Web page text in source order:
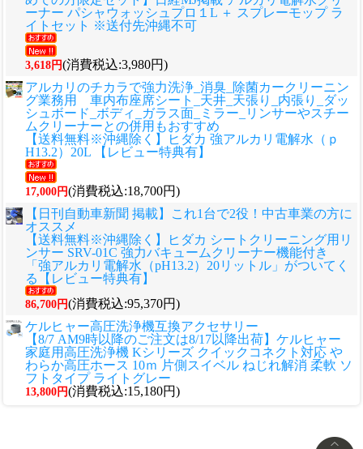
ーナー パシャウォッシュプロ１L ＋ スプレーモップ ラ
イトセット ※送付先沖縄不可
3,618円(消費税込:3,980円)
アルカリのチカラで強力洗浄_消臭_除菌カークリーニン
グ業務用 車内布座席シート_天井_天張り_内張り_ダッ
シュボード_ボディ_ガラス面_ミラー_リンサーやスチー
ムクリーナーとの併用もおすすめ
【送料無料※沖縄除く】ヒダカ 強アルカリ電解水（ｐ
H13.2）20L 【レビュー特典有】
17,000円(消費税込:18,700円)
【日刊自動車新聞 掲載】これ1台で2役！中古車業の方に
オススメ
【送料無料※沖縄除く】ヒダカ シートクリーニング用リ
ンサー SRV-01C 強力バキュームクリーナー機能付き
「強アルカリ電解水（pH13.2）20リットル」がついてく
る【レビュー特典有】
86,700円(消費税込:95,370円)
ケルヒャー高圧洗浄機互換アクセサリー
【8/7 AM9時以降のご注文は8/17以降出荷】ケルヒャー
家庭用高圧洗浄機 Kシリーズ クイックコネクト対応 や
わらか高圧ホース 10ｍ 片側スイベル ねじれ解消 柔軟 ソ
フトタイプ ライトグレー
13,800円(消費税込:15,180円)